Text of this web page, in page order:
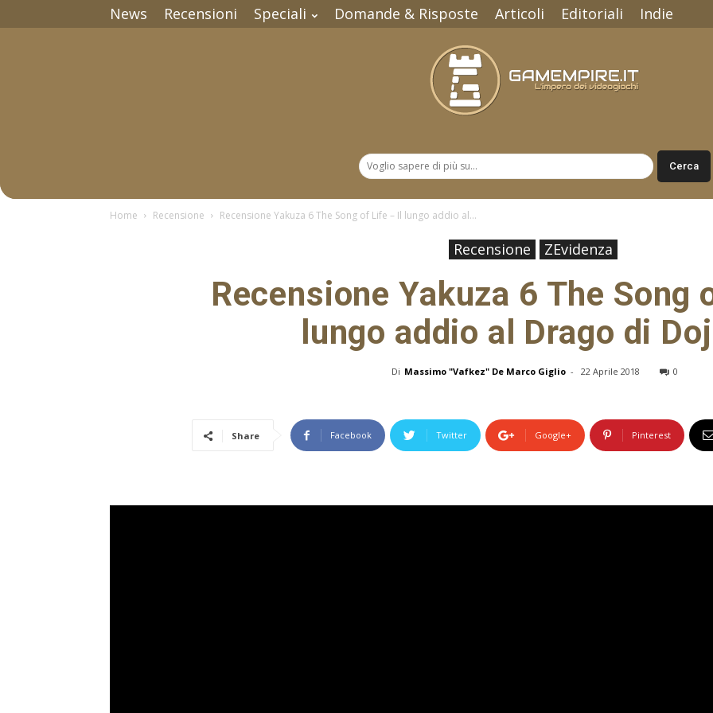
News Recensioni Speciali Domande & Risposte Articoli Editoriali Indie
Home Recensione Recensione Yakuza 6 The Song of Life – Il lungo addio al...
Recensione ZEvidenza
Recensione Yakuza 6 The Song
lungo addio al Drago di
Di Massimo "Vafkez" De Marco Giglio - 22 Aprile 2018 0
Share Facebook Twitter Google+ Pinterest